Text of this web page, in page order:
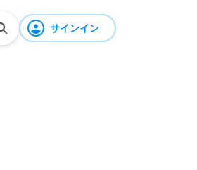
サインイン